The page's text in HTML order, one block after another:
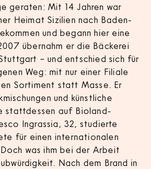
geraten: Mit 14 Jahren war
Heimat Sizilien nach Baden-
und begann hier eine
übernahm er die Bäckerei
– und entschied sich für
Weg: mit nur einer Filiale
Sortiment statt Masse. Er
und künstliche
stattdessen auf Bioland-
Ingrassia, 32, studierte
für einen internationalen
was ihm bei der Arbeit
Nach dem Brand in